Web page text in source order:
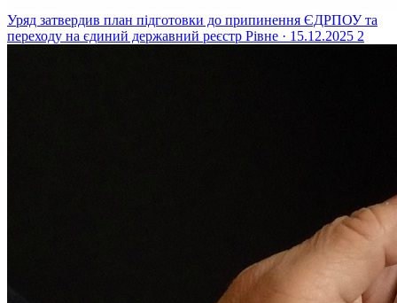
Уряд затвердив план підготовки до припинення ЄДРПОУ та
переходу на єдиний державний реєстр Рівне · 15.12.2025 2